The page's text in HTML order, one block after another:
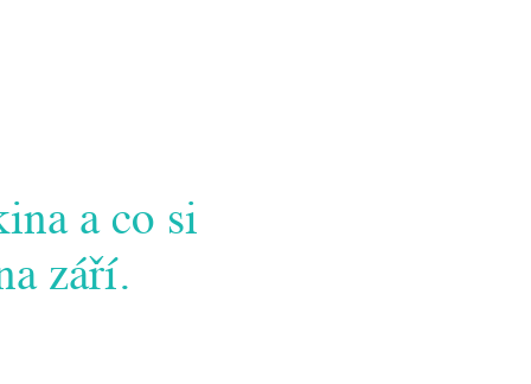
a co si
září.